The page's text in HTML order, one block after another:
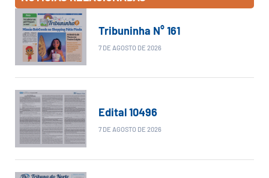
Tribuninha N° 161
7 DE AGOSTO DE 2026
Edital 10496
7 DE AGOSTO DE 2026